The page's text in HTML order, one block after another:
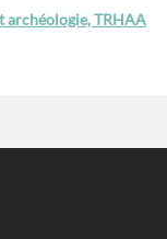
archéologie, TRHAA